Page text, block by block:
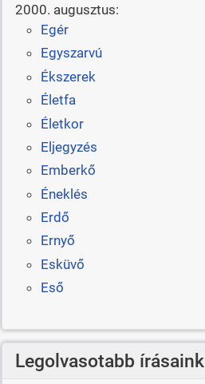
2000. augusztus:
Egér
Egyszarvú
Ékszerek
Életfa
Életkor
Eljegyzés
Emberkő
Éneklés
Erdő
Ernyő
Esküvő
Eső
Legolvasotabb írásaink